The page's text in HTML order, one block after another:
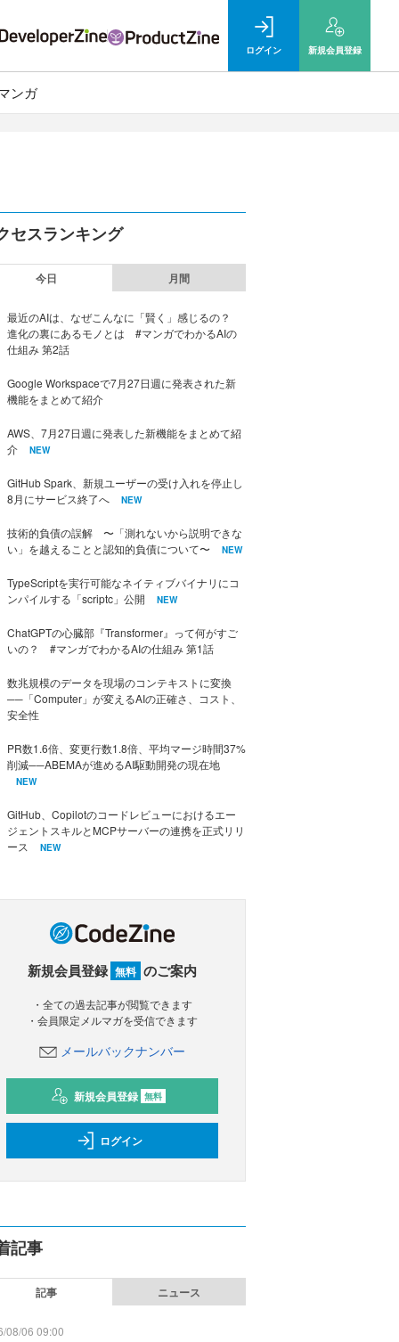
ログイン 新規会員登録
ンガ
セスランキング
今日 月間
最近のAIは、なぜこんなに「賢く」感じるの？
進化の裏にあるモノとは #マンガでわかるAIの
仕組み 第2話
Google Workspaceで7月27日週に発表された新
機能をまとめて紹介
AWS、7月27日週に発表した新機能をまとめて紹
介
NEW
GitHub Spark、新規ユーザーの受け入れを停止し
8月にサービス終了へ
NEW
技術的負債の誤解 〜「測れないから説明できな
い」を越えることと認知的負債について〜
NEW
TypeScriptを実行可能なネイティブバイナリにコ
ンパイルする「scriptc」公開
NEW
ChatGPTの心臓部『Transformer』って何がすご
いの？ #マンガでわかるAIの仕組み 第1話
数兆規模のデータを現場のコンテキストに変換
──「Computer」が変えるAIの正確さ、コスト、
安全性
PR数1.6倍、変更行数1.8倍、平均マージ時間37%
削減──ABEMAが進めるAI駆動開発の現在地
NEW
GitHub、Copilotのコードレビューにおけるエー
ジェントスキルとMCPサーバーの連携を正式リリ
ース
NEW
新規会員登録 無料 のご案内
・全ての過去記事が閲覧できます
・会員限定メルマガを受信できます
メールバックナンバー
新規会員登録 無料
ログイン
記事
記事 ニュース
08/06 09:00